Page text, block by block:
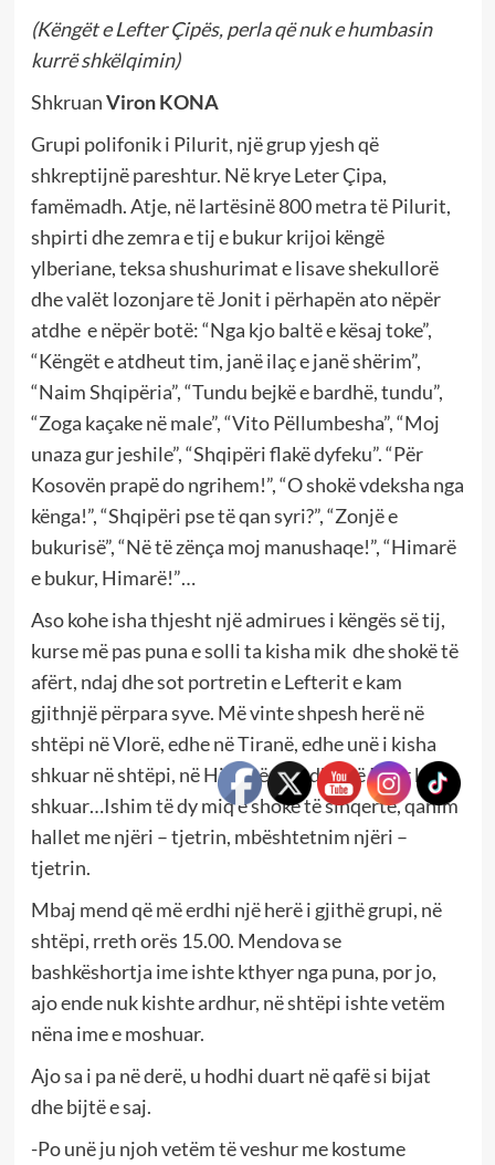
(Këngët e Lefter Çipës, perla që nuk e humbasin
kurrë shkëlqimin)
ShkruanViron KONA
Grupi polifonik i Pilurit, një grup yjesh që
shkreptijnë pareshtur. Në krye Leter Çipa,
famëmadh. Atje, në lartësinë 800 metra të Pilurit,
shpirti dhe zemra e tij e bukur krijoi këngë
ylberiane, teksa shushurimat e lisave shekullorë
dhe valët lozonjare të Jonit i përhapën ato nëpër
atdhe e nëpër botë: “Nga kjo baltë e kësaj toke”,
“Këngët e atdheut tim, janë ilaç e janë shërim”,
“Naim Shqipëria”, “Tundu bejkë e bardhë, tundu”,
“Zoga kaçake në male”, “Vito Pëllumbesha”, “Moj
unaza gur jeshile”, “Shqipëri flakë dyfeku”. “Për
Kosovën prapë do ngrihem!”, “O shokë vdeksha nga
kënga!”, “Shqipëri pse të qan syri?”, “Zonjë e
bukurisë”, “Në të zënça moj manushaqe!”, “Himarë
e bukur, Himarë!”…
Aso kohe isha thjesht një admirues i këngës së tij,
kurse më pas puna e solli ta kisha mik dhe shokë të
afërt, ndaj dhe sot portretin e Lefterit e kam
gjithnjë përpara syve. Më vinte shpesh herë në
shtëpi në Vlorë, edhe në Tiranë, edhe unë i kisha
shkuar në shtëpi, në Himarë, por dhe në Pilur kisha
shkuar…Ishim të dy miq e shokë të sinqertë, qanim
hallet me njëri – tjetrin, mbështetnim njëri –
tjetrin.
Mbaj mend që më erdhi një herë i gjithë grupi, në
shtëpi, rreth orës 15.00. Mendova se
bashkëshortja ime ishte kthyer nga puna, por jo,
ajo ende nuk kishte ardhur, në shtëpi ishte vetëm
nëna ime e moshuar.
Ajo sa i pa në derë, u hodhi duart në qafë si bijat
dhe bijtë e saj.
-Po unë ju njoh vetëm të veshur me kostume